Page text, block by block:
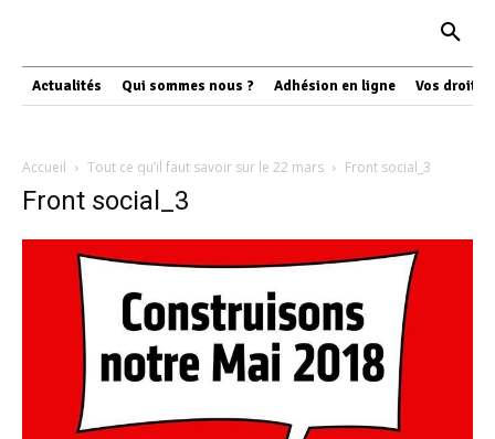
Actualités Qui sommes nous ? Adhésion en ligne Vos droits
Accueil Tout ce qu’il faut savoir sur le 22 mars Front social_3
Front social_3